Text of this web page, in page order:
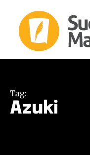
Tag:
Azuki